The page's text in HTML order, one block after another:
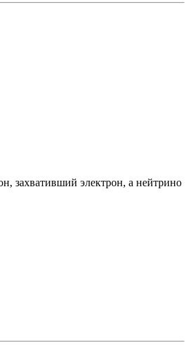
захвативший электрон, а нейтрино